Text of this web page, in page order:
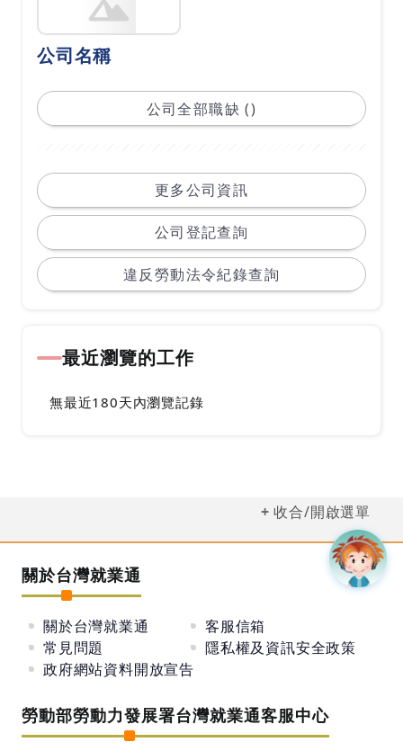
公司名稱
公司全部職缺 ()
更多公司資訊
公司登記查詢
違反勞動法令紀錄查詢
最近瀏覽的工作
無最近180天內瀏覽記錄
收合/開啟選單
關於台灣就業通
關於台灣就業通
客服信箱
常見問題
隱私權及資訊安全政策
政府網站資料開放宣告
勞動部勞動力發展署台灣就業通客服中心